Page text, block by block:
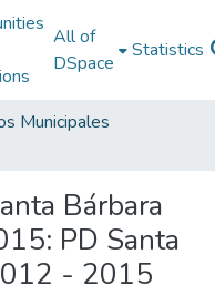
All of
DSpace
Statistics
Municipales
Bárbara
PD Santa
- 2015